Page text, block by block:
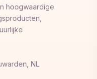
hoogwaardige
NL